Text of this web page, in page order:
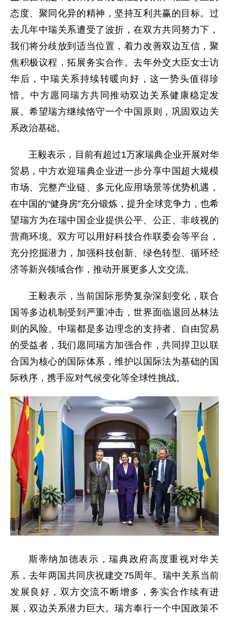
态度、聚同化异的精神，坚持互利共赢的目标。过
去几年中瑞关系遭受了波折，在双方共同努力下，
我们将分歧放到适当位置，着力改善双边互信，聚
焦积极议程，拓展务实合作。去年外交大臣女士访
华后，中瑞关系持续转暖向好，这一势头值得珍
惜。中方愿同瑞方共同推动双边关系健康稳定发
展。希望瑞方继续恪守一个中国原则，巩固双边关
系政治基础。
王毅表示，目前有超过1万家瑞典企业开展对华
贸易，中方欢迎瑞典企业进一步分享中国超大规模
市场、完整产业链、多元化应用场景等优势机遇，
在中国的“健身房”充分锻炼，提升全球竞争力，也希
望瑞方为在瑞中国企业提供公平、公正、非歧视的
营商环境。双方可以用好科技合作联委会等平台，
充分挖掘潜力，加强科技创新、绿色转型、循环经
济等新兴领域合作，推动开展更多人文交流。
王毅表示，当前国际形势复杂深刻变化，联合
国等多边机制受到严重冲击，世界面临退回丛林法
则的风险。中瑞都是多边理念的支持者、自由贸易
的受益者，我们愿同瑞方加强合作，共同捍卫以联
合国为核心的国际体系，维护以国际法为基础的国
际秩序，携手应对气候变化等全球性挑战。
斯蒂纳加德表示，瑞典政府高度重视对华关
系，去年两国共同庆祝建交75周年。瑞中关系当前
发展良好，双方交流不断增多，务实合作续有进
展，双边关系潜力巨大。瑞方奉行一个中国政策不